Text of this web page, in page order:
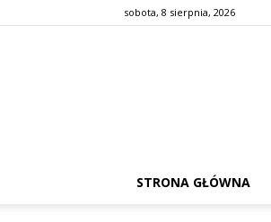
sobota, 8 sierpnia, 2026
STRONA GŁÓWNA